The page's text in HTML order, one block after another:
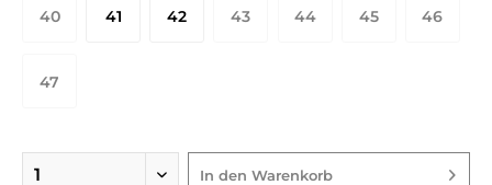
40 41 42 43 44 45 46
47
In den Warenkorb